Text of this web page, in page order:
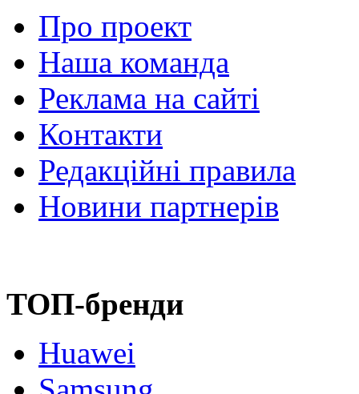
Про проект
Наша команда
Реклама на сайті
Контакти
Редакційні правила
Новини партнерів
ТОП-бренди
Huawei